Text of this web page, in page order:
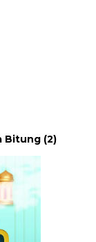
Bitung (2)